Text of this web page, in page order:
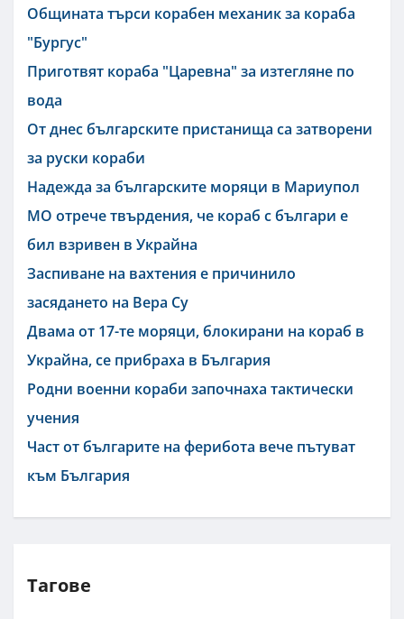
Общината търси корабен механик за кораба
"Бургус"
Приготвят кораба "Царевна" за изтегляне по
вода
От днес българските пристанища са затворени
за руски кораби
Надежда за българските моряци в Мариупол
МО отрече твърдения, че кораб с българи е
бил взривен в Украйна
Заспиване на вахтения е причинило
засядането на Вера Су
Двама от 17-те моряци, блокирани на кораб в
Украйна, се прибраха в България
Родни военни кораби започнаха тактически
учения
Част от българите на ферибота вече пътуват
към България
Тагове